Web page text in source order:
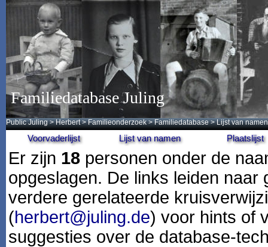
Familiedatabase Juling
Public Juling >Herbert >Familieonderzoek >Familiedatabase > Lijst van namen
Voorvaderlijst Lijst van namen Plaatslijst
Er zijn 18 personen onder de
opgeslagen. De links leiden naar
verdere gerelateerde
(herbert@juling.de) voor hints of
suggesties over de database-